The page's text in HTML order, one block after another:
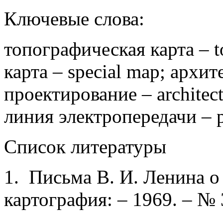
Ключевые слова:
топографическая карта –
карта – special map;
проектирование –
линия электропередачи –
Список литературы
1. Письма В. И. Ленина о
картография: – 1969. – №